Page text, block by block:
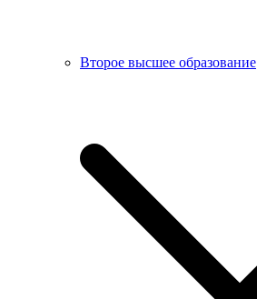
Второе высшее образование